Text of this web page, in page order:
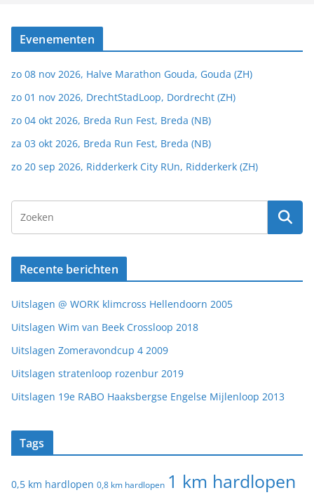
Evenementen
zo 08 nov 2026, Halve Marathon Gouda, Gouda (ZH)
zo 01 nov 2026, DrechtStadLoop, Dordrecht (ZH)
zo 04 okt 2026, Breda Run Fest, Breda (NB)
za 03 okt 2026, Breda Run Fest, Breda (NB)
zo 20 sep 2026, Ridderkerk City RUn, Ridderkerk (ZH)
Recente berichten
Uitslagen @ WORK klimcross Hellendoorn 2005
Uitslagen Wim van Beek Crossloop 2018
Uitslagen Zomeravondcup 4 2009
Uitslagen stratenloop rozenbur 2019
Uitslagen 19e RABO Haaksbergse Engelse Mijlenloop 2013
Tags
0,5 km hardlopen 0,8 km hardlopen 1 km hardlopen